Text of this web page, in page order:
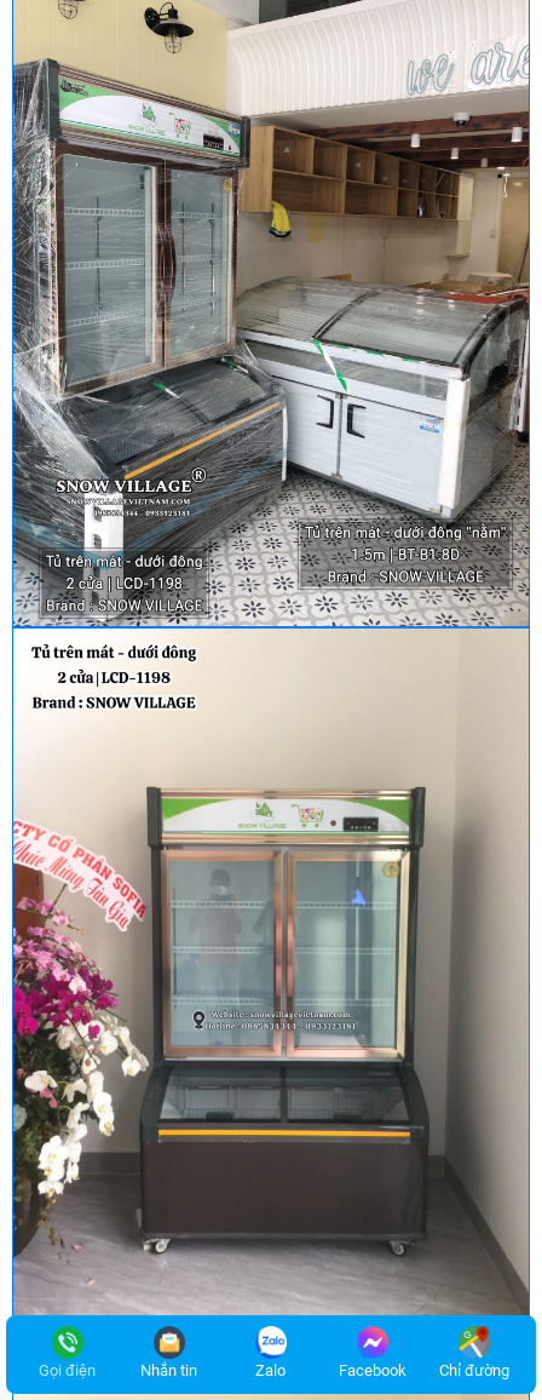
Gọi điện Nhắn tin Zalo Facebook Chỉ đường